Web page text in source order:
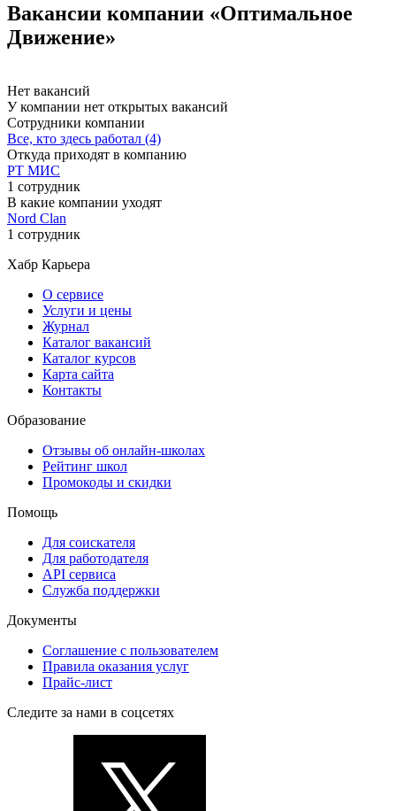
Вакансии компании «Оптимальное
Движение»
Нет вакансий
У компании нет открытых вакансий
Сотрудники компании
Все, кто здесь работал (4)
Откуда приходят в компанию
РТ МИС
1 сотрудник
В какие компании уходят
Nord Clan
1 сотрудник
Хабр Карьера
О сервисе
Услуги и цены
Журнал
Каталог вакансий
Каталог курсов
Карта сайта
Контакты
Образование
Отзывы об онлайн-школах
Рейтинг школ
Промокоды и скидки
Помощь
Для соискателя
Для работодателя
API сервиса
Служба поддержки
Документы
Соглашение с пользователем
Правила оказания услуг
Прайс-лист
Следите за нами в соцсетях